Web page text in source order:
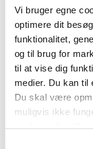
Vi bruger egne
optimere dit
funktionalitet,
og til brug for
til at vise dig
medier. Du kan
Du skal være
muligvis ikke
cookies eller
- +
Dyr i Australien
Emu, Grøn Fagklub